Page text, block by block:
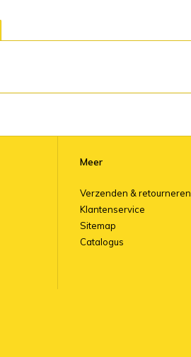
Meer
Verzenden & retourneren
Klantenservice
Sitemap
Catalogus